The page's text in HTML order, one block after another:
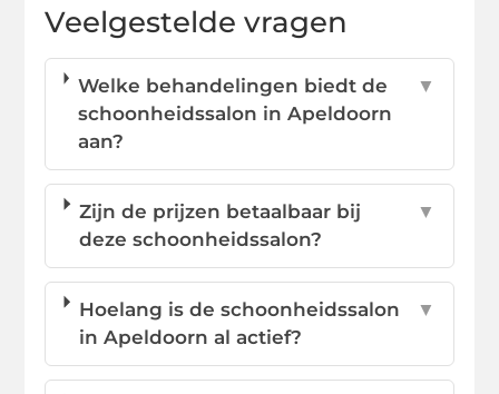
Veelgestelde vragen
Welke behandelingen biedt de
schoonheidssalon in Apeldoorn
aan?
▼
Zijn de prijzen betaalbaar bij
deze schoonheidssalon?
▼
Hoelang is de schoonheidssalon
in Apeldoorn al actief?
▼